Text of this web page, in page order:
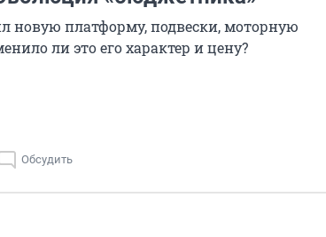
новую платформу, подвески, моторную
ли это его характер и цену?
Обсудить